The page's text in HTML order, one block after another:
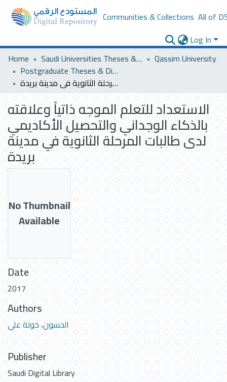
Communities & Collections All of
Log In
Home
Saudi Universities Theses & Dissertations
Qassim University
Postgraduate Theses & Dissertations
الاستعداد للتعلم الموجه ذاتياً وعلاقته بالذكاء الوجداني والتحصيل الأكاديمي لدى طالبات المرحلة الثانوية في مدينة بريدة
الاستعداد للتعلم الموجه ذاتياً وعلاقته
بالذكاء الوجداني والتحصيل الأكاديمي
لدى طالبات المرحلة الثانوية في مدينة
بريدة
No Thumbnail
Available
Date
2017
Authors
الحسون، خولة علي
Publisher
Saudi Digital Library